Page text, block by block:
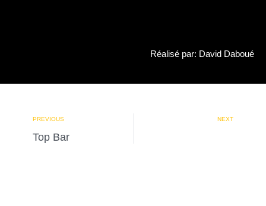
Réalisé par: David Daboué
PREVIOUS
Top Bar
NEXT